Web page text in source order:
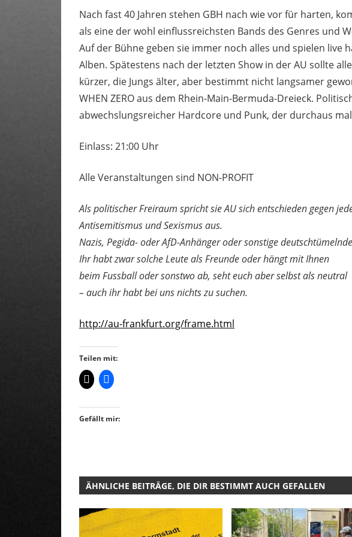
Nach fast 40 Jahren stehen GBH nach wie vor für harten,
als eine der wohl einflussreichsten Bands des Genres und
Auf der Bühne geben sie immer noch alles und spielen live
Alben. Spätestens nach der letzten Show in der AU sollte
kürzer, die Jungs älter, aber bestimmt nicht langsamer
WHEN ZERO aus dem Rhein-Main-Bermuda-Dreieck.
abwechslungsreicher Hardcore und Punk, der durchaus
Einlass: 21:00 Uhr
Alle Veranstaltungen sind NON-PROFIT
Als politischer Freiraum spricht sie AU sich entschieden gegen
Antisemitismus und Sexismus aus.
Nazis, Pegida- oder AfD-Anhänger oder sonstige
Ihr habt zwar solche Leute als Freunde oder hängt mit Ihnen
beim Fussball oder sonstwo ab, seht euch aber selbst als neutral
– auch ihr habt bei uns nichts zu suchen.
http://au-frankfurt.org/frame.html
Teilen mit:
Gefällt mir:
ÄHNLICHE BEITRÄGE, DIE DIR BESTIMMT AUCH GEFALLEN